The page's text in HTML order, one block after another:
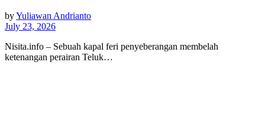
byYuliawan Andrianto
July 23, 2026
Nisita.info – Sebuah kapal feri penyeberangan membelah
ketenangan perairan Teluk…